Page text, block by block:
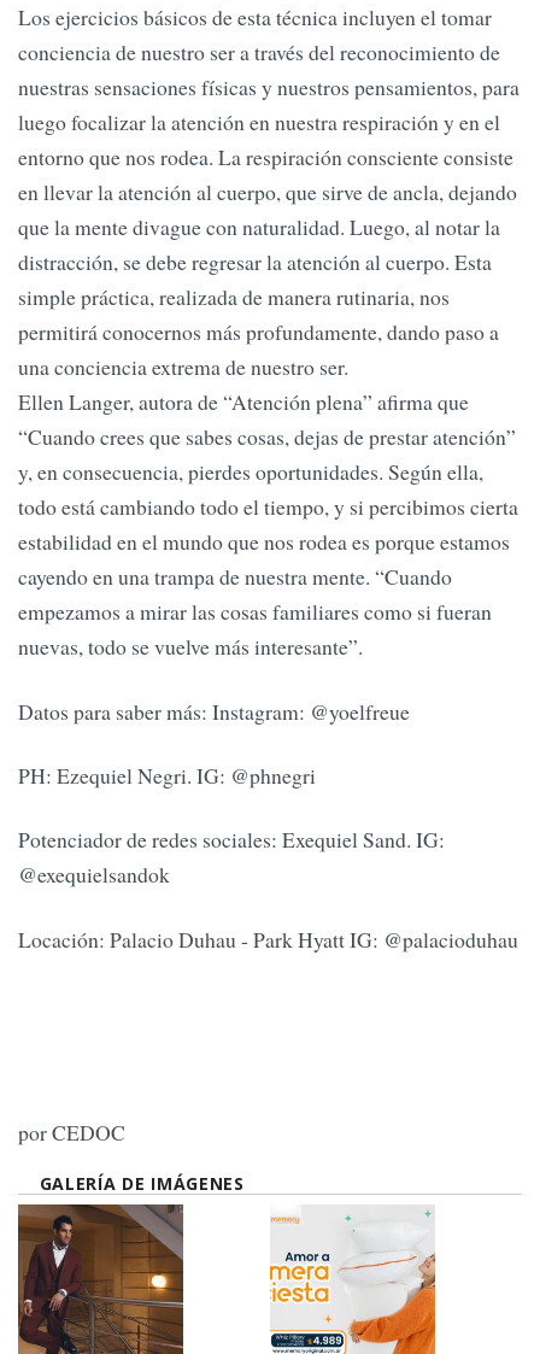
Los ejercicios básicos de esta técnica incluyen el tomar
conciencia de nuestro ser a través del reconocimiento de
nuestras sensaciones físicas y nuestros pensamientos, para
luego focalizar la atención en nuestra respiración y en el
entorno que nos rodea. La respiración consciente consiste
en llevar la atención al cuerpo, que sirve de ancla, dejando
que la mente divague con naturalidad. Luego, al notar la
distracción, se debe regresar la atención al cuerpo. Esta
simple práctica, realizada de manera rutinaria, nos
permitirá conocernos más profundamente, dando paso a
una conciencia extrema de nuestro ser.
Ellen Langer, autora de “Atención plena” afirma que
“Cuando crees que sabes cosas, dejas de prestar atención”
y, en consecuencia, pierdes oportunidades. Según ella,
todo está cambiando todo el tiempo, y si percibimos cierta
estabilidad en el mundo que nos rodea es porque estamos
cayendo en una trampa de nuestra mente. “Cuando
empezamos a mirar las cosas familiares como si fueran
nuevas, todo se vuelve más interesante”.
Datos para saber más: Instagram: @yoelfreue
PH: Ezequiel Negri. IG: @phnegri
Potenciador de redes sociales: Exequiel Sand. IG:
@exequielsandok
Locación: Palacio Duhau - Park Hyatt IG: @palacioduhau
por CEDOC
GALERÍA DE IMÁGENES